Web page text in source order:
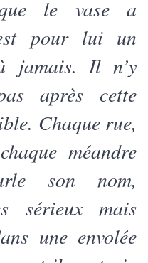
le vase a
pour lui un
jamais. Il n’y
après cette
Chaque rue,
méandre
son nom,
sérieux mais
une envolée